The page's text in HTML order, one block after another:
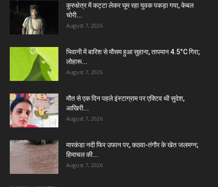
कुरुक्षेत्र में कट्टा लेकर घूम रहा युवक पकड़ा गया, केबल
चोरी...
August 7, 2026
भिवानी में बारिश से मौसम हुआ सुहाना, तापमान 4.5°C गिरा;
लोहारू...
August 7, 2026
मौत से एक दिन पहले इंस्टाग्राम पर एक्टिव थी सुदेश,
आखिरी...
August 7, 2026
मारकंडा नदी फिर उफान पर, कठवा-तंगौर के खेत जलमग्न;
हिमाचल की...
August 7, 2026